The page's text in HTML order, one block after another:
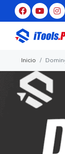
Inicio